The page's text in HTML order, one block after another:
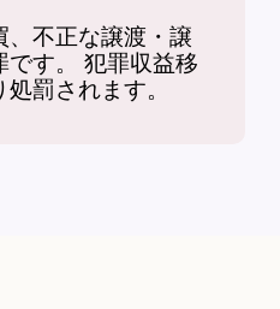
不正な譲渡・譲
です。 犯罪収益移
罰されます。